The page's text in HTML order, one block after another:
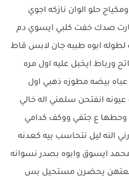
حلو الوان نازكه اجوي
صدك خفت كلبي ايسوي دم
لطوله ابوه طببه جان لابس قاط
ورباط ايخبل عليه اول مره
بيضه مطوزه ذهبي اول
انفتحن سلمني اله خالي
وحطها ع جتفي ووكف كدامي
النه ليل نتحاسب بيه كعدنه
ايسوق وابوه بصدر نسوانه
يحضرن مستحيل بس